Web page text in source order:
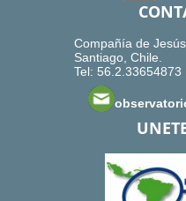
Compañía de
Santiago, Chile.
Tel: 56.2.33654873